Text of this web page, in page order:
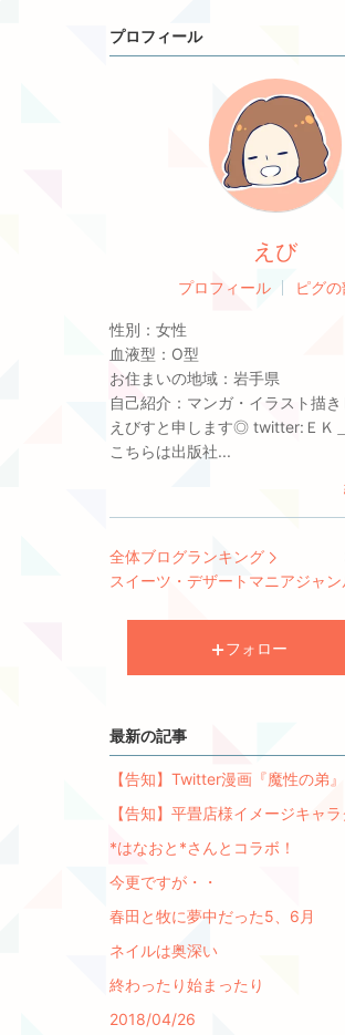
プロフィール
えび
プロフィール ピグ
性別： 女性
血液型： O型
お住まいの地域： 岩手県
自己紹介： マンガ・イラスト描
えびすと申します◎ twitter:ＥＫ
こちらは出版社...
全体ブログランキング
スイーツ・デザートマニアジャン
フォロー
最新の記事
【告知】Twitter漫画『魔性の弟
【告知】平畳店様イメージキャ
*はなおと*さんとコラボ！
今更ですが・・
春田と牧に夢中だった5、6月
ネイルは奥深い
終わったり始まったり
2018/04/26